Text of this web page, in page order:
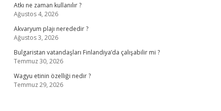
Atkı ne zaman kullanılır ?
Ağustos 4, 2026
Akvaryum plajı nerededir ?
Ağustos 3, 2026
Bulgaristan vatandaşları Finlandiya’da çalışabilir mi ?
Temmuz 30, 2026
Wagyu etinin özelliği nedir ?
Temmuz 29, 2026